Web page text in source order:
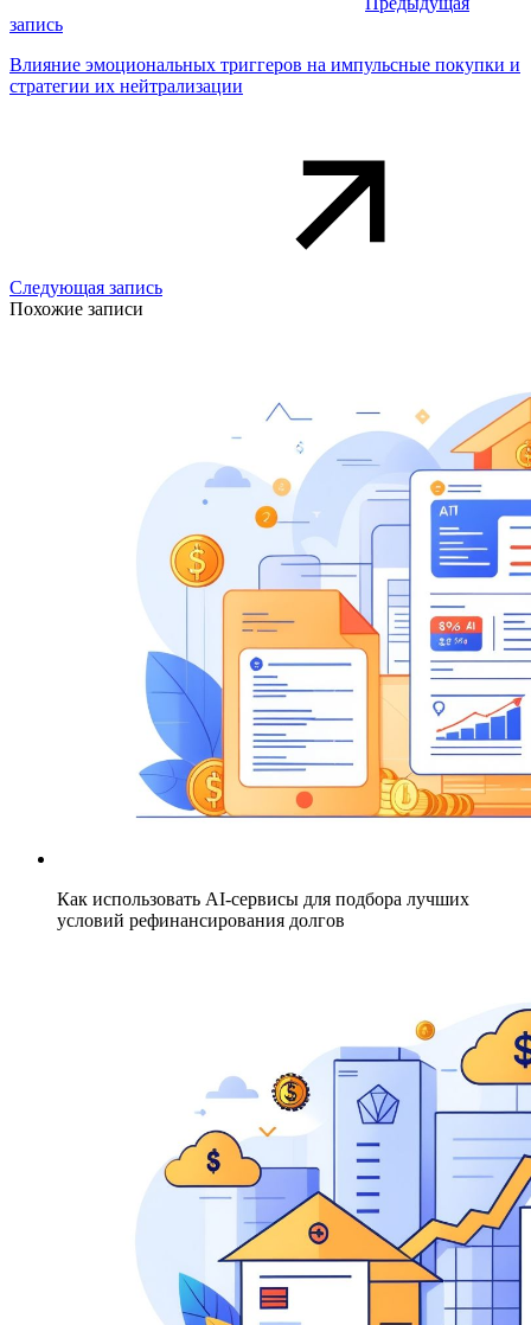
запись
Влияние эмоциональных триггеров на импульсные покупки и
стратегии их нейтрализации
Следующая запись
Похожие записи
Как использовать AI-сервисы для подбора лучших
условий рефинансирования долгов